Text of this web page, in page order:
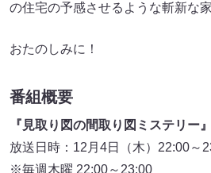
の住宅の予感させるような斬新な
おたのしみに！
番組概要
『見取り図の間取り図ミステリー』
放送日時：12月4日（木）22:00～
※毎週木曜 22:00～23:00